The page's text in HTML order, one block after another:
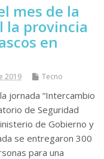
mes de la
la provincia
en
2019 Tecno
jornada “Intercambio
de Seguridad
de Gobierno y
se entregaron 300
para una